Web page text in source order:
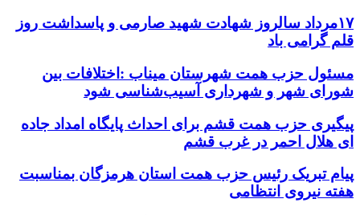
۱۷مرداد سالروز شهادت شهید صارمی و پاسداشت روز
قلم گرامی باد
مسئول حزب همت شهرستان میناب :اختلافات بین
شورای شهر و شهرداری آسیب‌شناسی شود
پیگیری حزب همت قشم برای احداث پایگاه امداد جاده
ای هلال احمر در غرب قشم
پیام تبریک رئیس حزب همت استان هرمزگان بمناسبت
هفته نیروی انتظامی